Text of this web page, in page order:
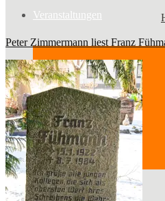
Veranstaltungen
Veranstaltungen
Kategorien
Peter Zimmermann liest Franz